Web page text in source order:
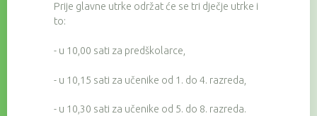
Prije glavne utrke održat će se tri dječje utrke i
to:
- u 10,00 sati za predškolarce,
- u 10,15 sati za učenike od 1. do 4. razreda,
- u 10,30 sati za učenike od 5. do 8. razreda.